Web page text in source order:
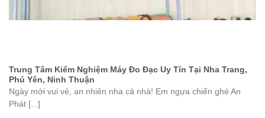
Trung Tâm Kiểm Nghiệm Máy Đo Đạc Uy Tín Tại Nha Trang,
Phú Yên, Ninh Thuận
Ngày mới vui vẻ, an nhiên nha cả nhà! Em ngựa chiến ghé An
Phát [...]